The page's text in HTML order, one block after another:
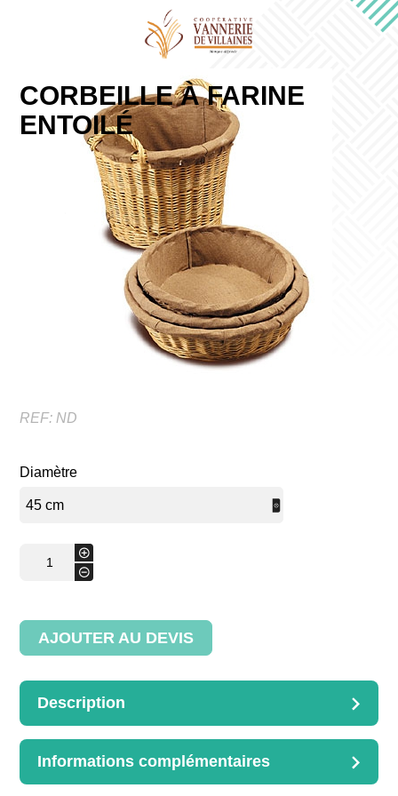
CORBEILLE À FARINE
ENTOILÉ
REF: ND
Diamètre
-
+
AJOUTER AU DEVIS
Description
DESCRIPTION
Informations complémentaires